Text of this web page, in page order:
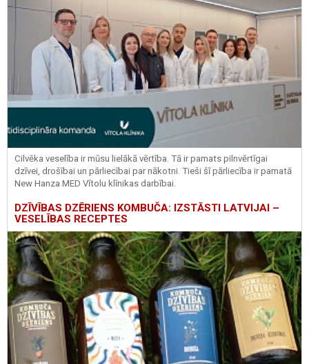
Cilvēka veselība ir mūsu lielākā vērtība. Tā ir pamats pilnvērtīgai
dzīvei, drošībai un pārliecībai par nākotni. Tieši šī pārliecība ir pamatā
New Hanza MED Vītolu klīnikas darbībai.
DZĪVĪBAS DZĒRIENS KOMBUČA: IZSTĀSTI LATVIJAI –
VESELĪBAS RECEPTES